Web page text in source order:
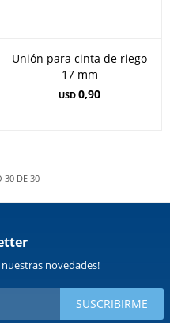
Unión para cinta de riego
17 mm
USD 0,90
30DE 30
novedades!
SUSCRIBIRME